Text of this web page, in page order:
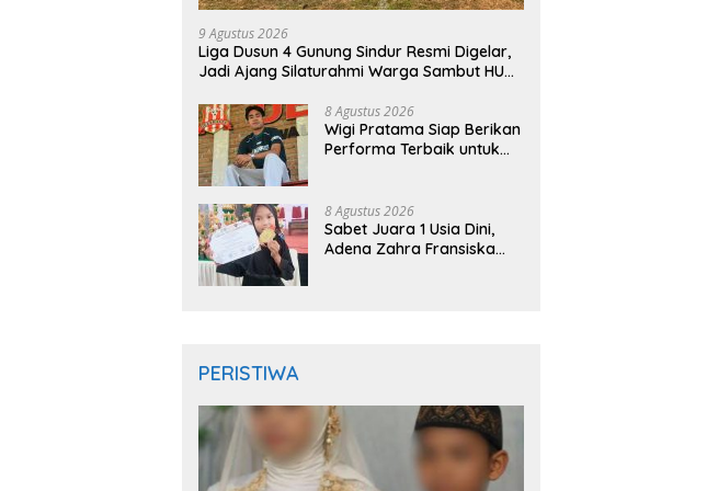
9 Agustus 2026
Liga Dusun 4 Gunung Sindur Resmi Digelar,
Jadi Ajang Silaturahmi Warga Sambut HUT
8 Agustus 2026
Wigi Pratama Siap Berikan
Performa Terbaik untuk
8 Agustus 2026
Sabet Juara 1 Usia Dini,
Adena Zahra Fransiska
PERISTIWA